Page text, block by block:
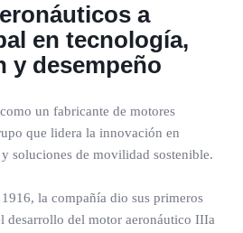
a
en tecnología,
y desempeño
un fabricante de motores
que lidera la innovación en
soluciones de movilidad sostenible.
la compañía dio sus primeros
desarrollo del motor aeronáutico IIIa